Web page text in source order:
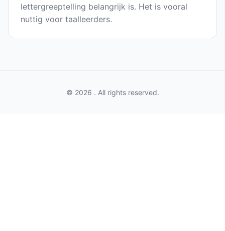
lettergreeptelling belangrijk is. Het is vooral
nuttig voor taalleerders.
© 2026 . All rights reserved.